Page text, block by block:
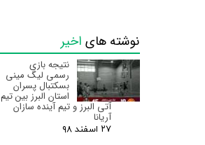
نوشته های اخیر
نتیجه بازی
رسمی لیگ مینی
بسکتبال پسران
استان البرز‌ بین تیم
آتی البرز و تیم آینده سازان
آریانا
۲۷ اسفند ۹۸